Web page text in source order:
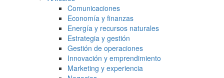
Comunicaciones
Economía y finanzas
Energía y recursos naturales
Estrategia y gestión
Gestión de operaciones
Innovación y emprendimiento
Marketing y experiencia